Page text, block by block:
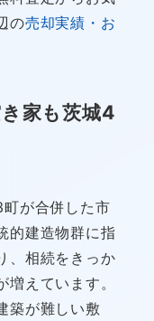
の売却実績・お
家も茨城4
が合併した市
的建造物群に指
、相続をきっか
えています。
築が難しい敷